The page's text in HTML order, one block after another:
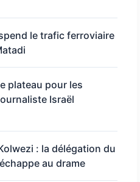
le trafic ferroviaire
plateau pour les
Israël
: la délégation du
au drame